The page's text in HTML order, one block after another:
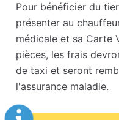
Pour bénéficier du
présenter au
médicale et sa Carte
pièces, les frais
de taxi et seront
l'assurance maladie.